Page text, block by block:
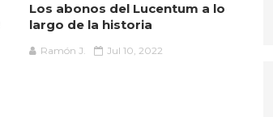
Los abonos del Lucentum a lo
largo de la historia
Ramón J. Jul 10, 2022